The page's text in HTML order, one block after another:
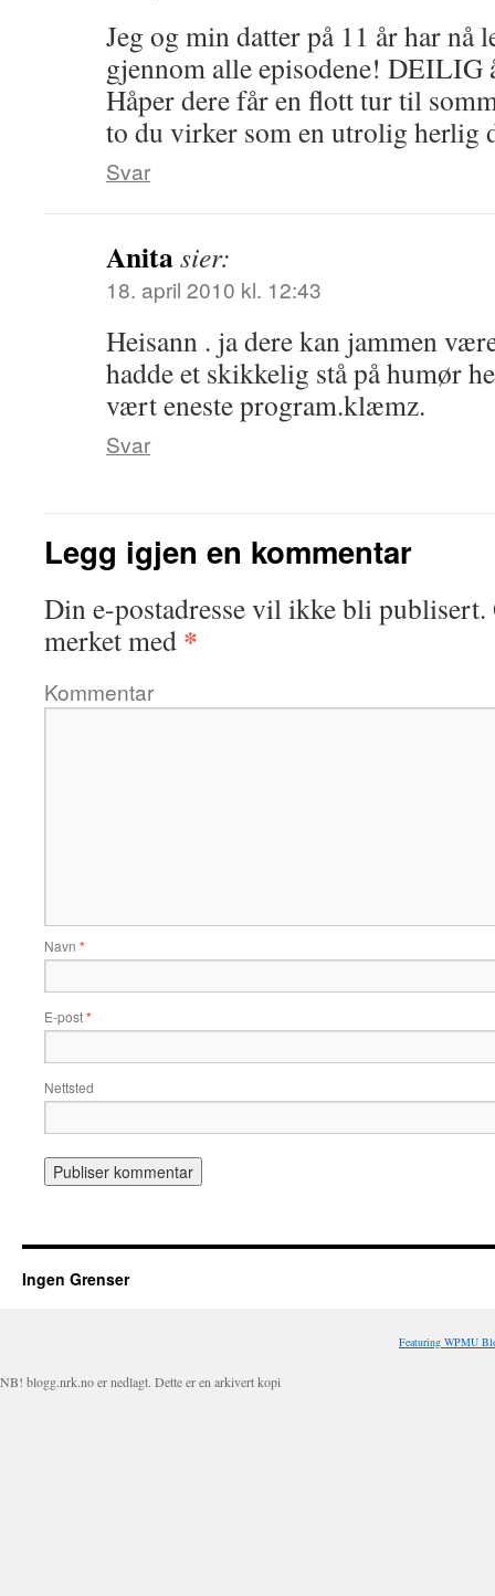
Jeg og min datter på 11 år har nå
gjennom alle episodene! DEILIG
Håper dere får en flott tur til
to du virker som en utrolig herlig
Svar
Anitasier:
18. april 2010 kl. 12:43
Heisann . ja dere kan jammen
hadde et skikkelig stå på humør
vært eneste program.klæmz.
Svar
Legg igjen en kommentar
Din e-postadresse vil ikke bli publisert.
merket med *
Kommentar
Navn *
E-post*
Nettsted
Ingen Grenser
Featuring WPMU
NB! blogg.nrk.no er nedlagt. Dette er en arkivert kopi